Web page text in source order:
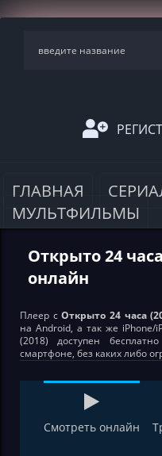
ГЛАВНАЯ
МУЛЬТФИЛЬМЫ
Открыто 24
онлайн
Плеер сОткрыто 24 часа
на Android, а так же iPhone/
(2018) доступен
смартфоне, без каких либо
Смотреть онлайн